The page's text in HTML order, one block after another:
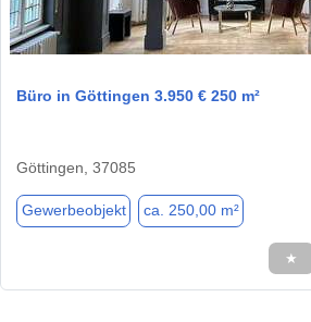
Büro in Göttingen 3.950 € 250 m²
Göttingen, 37085
Gewerbeobjekt ca. 250,00 m²
★